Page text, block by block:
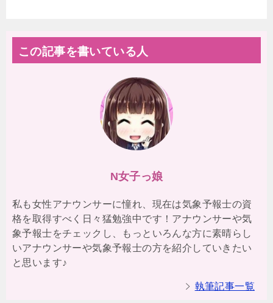
この記事を書いている人
N女子っ娘
私も女性アナウンサーに憧れ、現在は気象予報士の資
格を取得すべく日々猛勉強中です！アナウンサーや気
象予報士をチェックし、もっといろんな方に素晴らし
いアナウンサーや気象予報士の方を紹介していきたい
と思います♪
執筆記事一覧